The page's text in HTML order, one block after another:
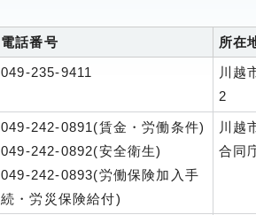
電話番号 所在
049-235-9411
川越
2
049-242-0891(賃金・労働条件)
049-242-0892(安全衛生)
049-242-0893(労働保険加入手
続・労災保険給付)
川越
合同